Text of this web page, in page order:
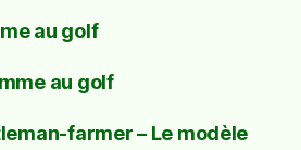
au golf
au golf
farmer – Le modèle